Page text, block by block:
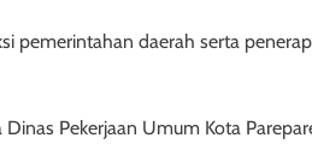
pemerintahan daerah serta
Pekerjaan Umum Kota